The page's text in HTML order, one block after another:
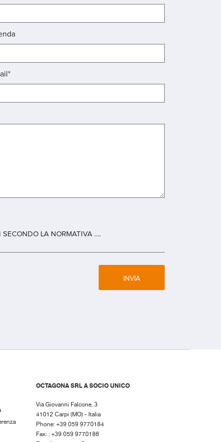
SECONDO LA NORMATIVA ….
INVIA
OCTAGONA SRL A SOCIO UNICO
Via Giovanni Falcone, 3
41012 Carpi (MO) - Italia
Phone: +39 059 9770184
Fax: : +39 059 9770186